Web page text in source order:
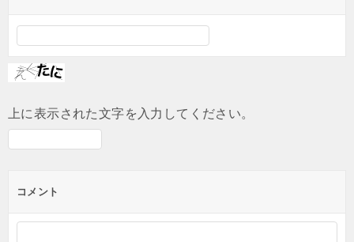
上に表示された文字を入力してください。
コメント